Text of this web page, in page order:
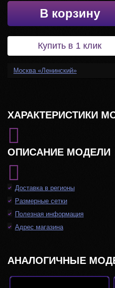
В корзину
Купить в 1 клик
Москва «Ленинский»
ХАРАКТЕРИСТИКИ
ОПИСАНИЕ МОДЕЛИ
Доставка в регионы
Размерные сетки
Полезная информация
Адрес магазина
АНАЛОГИЧНЫЕ